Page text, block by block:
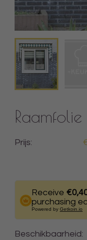
Prijs:
Receive
purchasing
Powered by Getkoin.io
Beschikbaarheid: